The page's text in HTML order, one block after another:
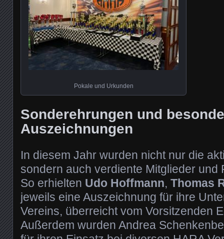
Pokale und Urkunden
Sonderehrungen und
Auszeichnungen
In diesem Jahr wurden nicht nur die
sondern auch verdiente Mitglieder und
So erhielten Udo Hoffmann, Thomas
jeweils eine Auszeichnung für ihre
Vereins, überreicht vom Vorsitzenden
Außerdem wurden Andrea